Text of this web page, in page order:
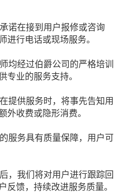
诺在接到用户报修或咨询
进行电话或现场服务。
均经过伯爵公司的严格培训
专业的服务支持。
提供服务时，将事先告知用
外收费或隐形消费。
服务具有质量保障，用户可
，我们将对用户进行跟踪回
反馈，持续改进服务质量。